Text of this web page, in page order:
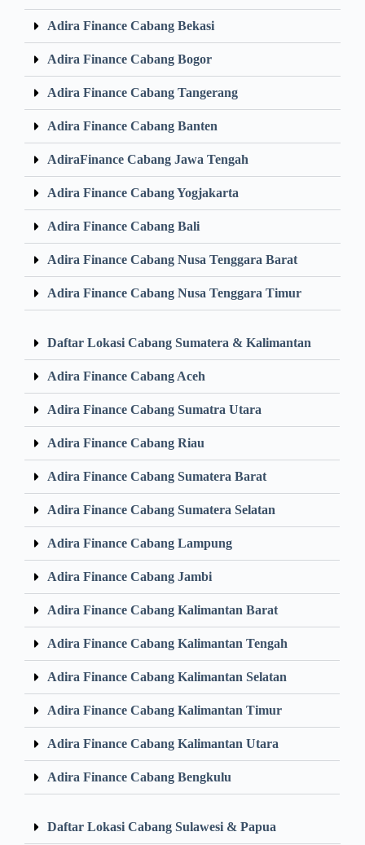
Adira Finance Cabang Bekasi
Adira Finance Cabang Bogor
Adira Finance Cabang Tangerang
Adira Finance Cabang Banten
AdiraFinance Cabang Jawa Tengah
Adira Finance Cabang Yogjakarta
Adira Finance Cabang Bali
Adira Finance Cabang Nusa Tenggara Barat
Adira Finance Cabang Nusa Tenggara Timur
Daftar Lokasi Cabang Sumatera & Kalimantan
Adira Finance Cabang Aceh
Adira Finance Cabang Sumatra Utara
Adira Finance Cabang Riau
Adira Finance Cabang Sumatera Barat
Adira Finance Cabang Sumatera Selatan
Adira Finance Cabang Lampung
Adira Finance Cabang Jambi
Adira Finance Cabang Kalimantan Barat
Adira Finance Cabang Kalimantan Tengah
Adira Finance Cabang Kalimantan Selatan
Adira Finance Cabang Kalimantan Timur
Adira Finance Cabang Kalimantan Utara
Adira Finance Cabang Bengkulu
Daftar Lokasi Cabang Sulawesi & Papua